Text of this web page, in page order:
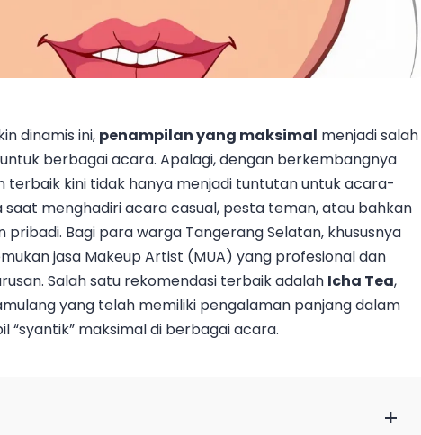
dinamis ini, penampilan yang maksimal menjadi salah
berbagai acara. Apalagi, dengan berkembangnya
terbaik kini tidak hanya menjadi tuntutan untuk acara-
menghadiri acara casual, pesta teman, atau bahkan
Bagi para warga Tangerang Selatan, khususnya
jasa Makeup Artist (MUA) yang profesional dan
Salah satu rekomendasi terbaik adalah Icha Tea,
yang telah memiliki pengalaman panjang dalam
“syantik” maksimal di berbagai acara.
+